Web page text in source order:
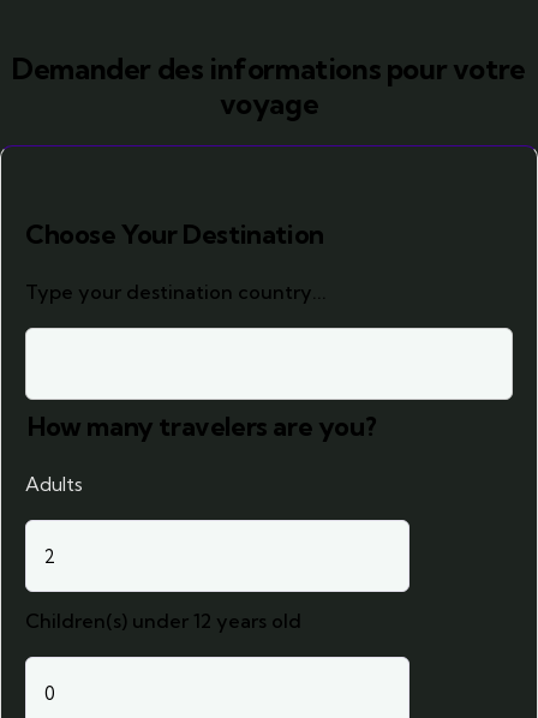
Demander des informations pour votre
voyage
Choose Your Destination
Type your destination country...
How many travelers are you?
Adults
Children(s) under 12 years old